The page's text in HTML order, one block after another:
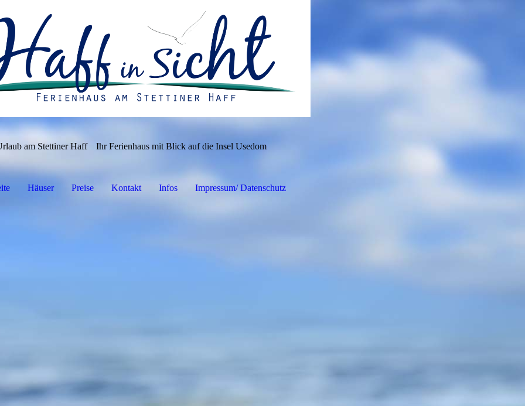
am Stettiner Haff Ihr Ferienhaus mit Blick auf die Insel Usedom
Häuser Preise Kontakt Infos Impressum/ Datenschutz